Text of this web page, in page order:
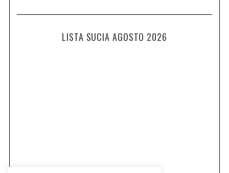
LISTA SUCIA AGOSTO 2026